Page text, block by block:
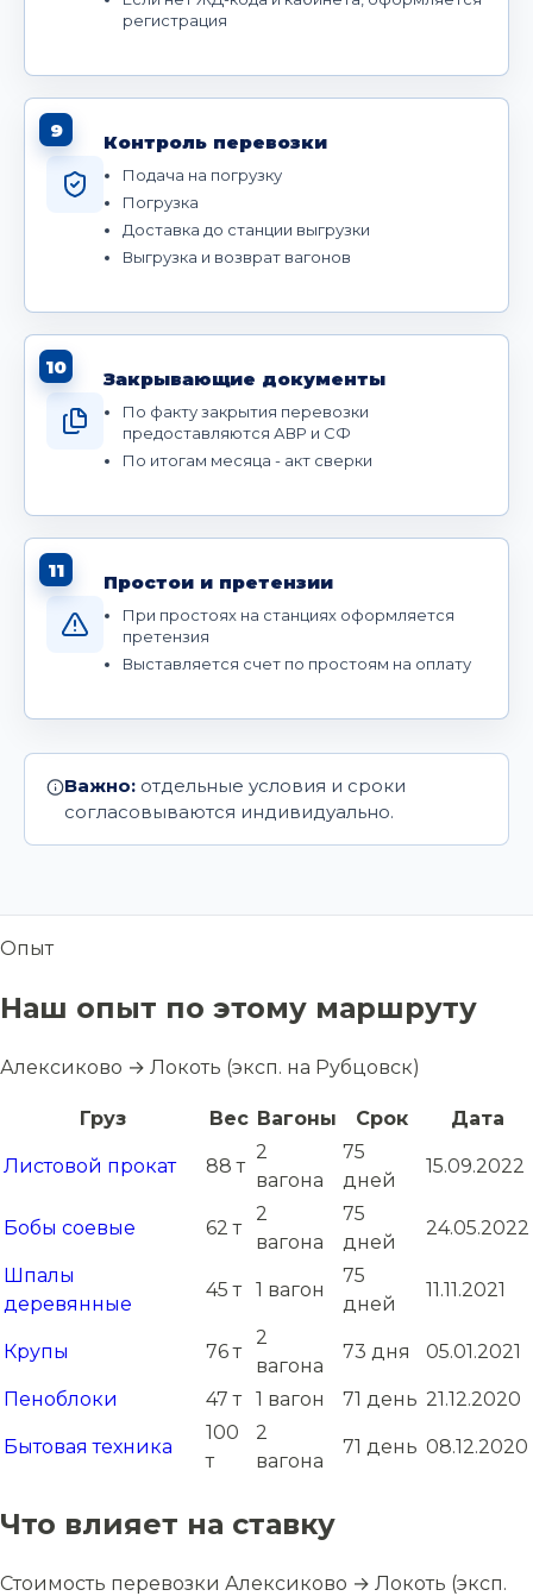
регистрация
9
Контроль перевозки
Подача на погрузку
Погрузка
Доставка до станции выгрузки
Выгрузка и возврат вагонов
10
Закрывающие документы
По факту закрытия перевозки
предоставляются АВР и СФ
По итогам месяца - акт сверки
11
Простои и претензии
При простоях на станциях оформляется
претензия
Выставляется счет по простоям на оплату
Важно: отдельные условия и сроки
согласовываются индивидуально.
Опыт
Наш опыт по этому маршруту
Алексиково → Локоть (эксп. на Рубцовск)
Груз Вес Вагоны Срок Дата
Листовой прокат 88 т
2
вагона
75
дней
15.09.2022
Бобы соевые 62 т
2
вагона
75
дней
24.05.2022
Шпалы
деревянные
45 т 1 вагон
75
дней
11.11.2021
Крупы 76 т
2
вагона
73 дня 05.01.2021
Пеноблоки 47 т 1 вагон 71 день 21.12.2020
Бытовая техника
100
т
2
вагона
71 день 08.12.2020
Что влияет на ставку
Стоимость перевозки Алексиково → Локоть (эксп.